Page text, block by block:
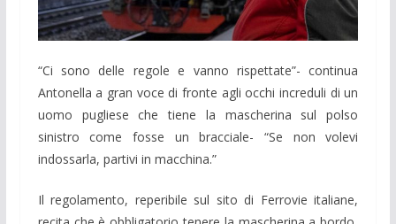
“Ci sono delle regole e vanno rispettate”- continua
Antonella a gran voce di fronte agli occhi increduli di un
uomo pugliese che tiene la mascherina sul polso
sinistro come fosse un bracciale- “Se non volevi
indossarla, partivi in macchina.”
Il regolamento, reperibile sul sito di Ferrovie italiane,